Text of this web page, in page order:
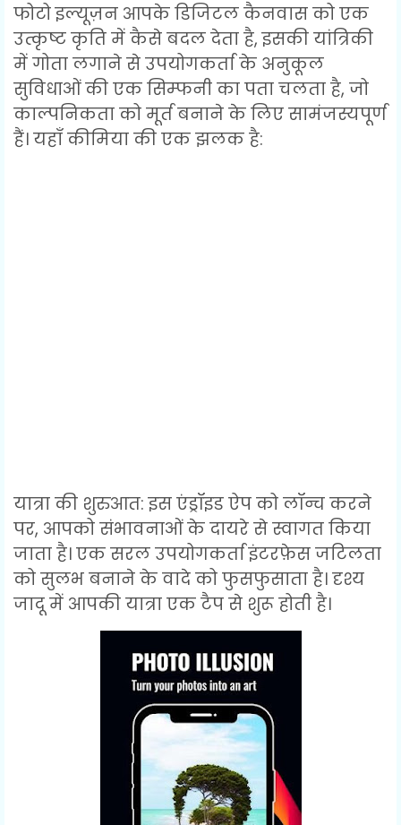
फोटो इल्यूज़न आपके डिजिटल कैनवास को एक
उत्कृष्ट कृति में कैसे बदल देता है, इसकी यांत्रिकी
में गोता लगाने से उपयोगकर्ता के अनुकूल
सुविधाओं की एक सिम्फनी का पता चलता है, जो
काल्पनिकता को मूर्त बनाने के लिए सामंजस्यपूर्ण
हैं। यहाँ कीमिया की एक झलक है:
यात्रा की शुरुआत: इस एंड्रॉइड ऐप को लॉन्च करने
पर, आपको संभावनाओं के दायरे से स्वागत किया
जाता है। एक सरल उपयोगकर्ता इंटरफ़ेस जटिलता
को सुलभ बनाने के वादे को फुसफुसाता है। दृश्य
जादू में आपकी यात्रा एक टैप से शुरू होती है।